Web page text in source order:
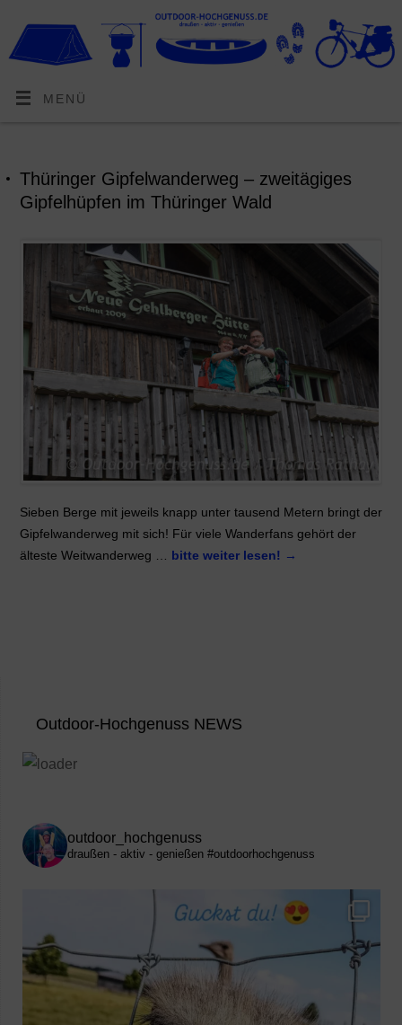
MENÜ
Thüringer Gipfelwanderweg – zweitägiges
Gipfelhüpfen im Thüringer Wald
Sieben Berge mit jeweils knapp unter tausend Metern bringt der
Gipfelwanderweg mit sich! Für viele Wanderfans gehört der
älteste Weitwanderweg … bitte weiter lesen! →
Outdoor-Hochgenuss NEWS
outdoor_hochgenuss
draußen - aktiv - genießen #outdoorhochgenuss